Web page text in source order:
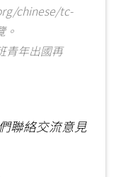
chinese/tc-
。
青年出國再
聯絡交流意見